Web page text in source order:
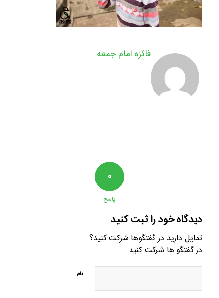
فائزه امام جمعه
۰
پاسخ
دیدگاه خود را ثبت کنید
تمایل دارید در گفتگوها شرکت کنید؟
در گفتگو ها شرکت کنید.
نام